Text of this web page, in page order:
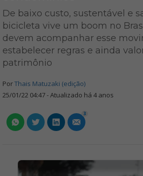
De baixo custo, sustentável e
bicicleta vive um boom no
devem acompanhar esse
estabelecer regras e ainda
patrimônio
PorThais Matuzaki (edição)
25/01/22 04:47 - Atualizado há 4 anos
3